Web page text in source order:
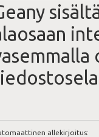
allekirjoitus: